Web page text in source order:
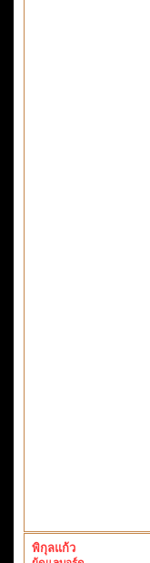
พิกุลแก้ว